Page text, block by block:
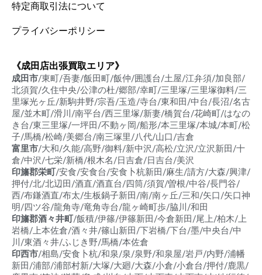
特定商取引法について
プライバシーポリシー
《成田店出張買取エリア》
成田市/東町/吾妻/飯田町/飯仲/囲護台/土屋/江弁須/加良部/
北須賀/久住中央/公津の杜/郷部/幸町/三里塚/三里塚御料/三
里塚光ヶ丘/新駒井野/宗吾/玉造/寺台/東和田/中台/長沼/名古
屋/並木町/滑川/南平台/西三里塚/新妻/橋賀台/花崎町/はなの
き台/東三里塚/一坪田/不動ヶ岡/船形/本三里塚/本城/本町/松
子/馬橋/松崎/美郷台/南三塚里/八代/山口/吉倉
富里市/大和/久能/高野/御料/新中沢/高松/立沢/立沢新田/十
倉/中沢/七栄/新橋/根木名/日吉倉/日吉台/美沢
印旛郡栄町/安食/安食台/安食卜杭新田/麻生/請方/大森/興津/
押付/北/北辺田/酒直/酒直台/四筒/須賀/曽根/中谷/長門谷/
西/布鎌酒直/布太/生板鍋子新田/南/南ヶ丘/三和/矢口/矢口神
明/四ツ谷/龍角寺/竜角寺台/龍ヶ崎町歩/脇川/和田
印旛郡酒々井町/飯積/伊篠/伊篠新田/今倉新田/尾上/柏木/上
岩橋/上本佐倉/酒々井/篠山新田/下岩橋/下台/墨/中央台/中
川/東酒々井/ふじき野/馬橋/本佐倉
印西市/相島/安食卜杭/和泉/泉/泉野/和泉屋/岩戸/内野/浦幡
新田/浦部/浦部村新/大塚/大廻/大森/小倉/小倉台/押付/鹿黒/